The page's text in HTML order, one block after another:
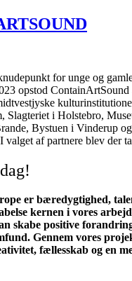
for unge og
opstod
Slagteriet i Holstebro,
Bystuen i Vinderup
valget af partnere blev der
er bæredygtighed,
kernen i vores
skabe positive
Gennem vores
fællesskab og en